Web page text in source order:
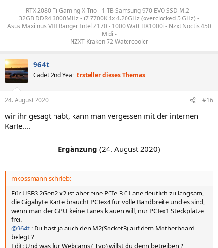
RTX 2080 Ti Gaming X Trio - 1 TB Samsung 970 EVO SSD M.2 -
32GB DDR4 3000MHz - i7 7700K 4x 4.20GHz (overclocked 5 GHz) -
Asus Maximus VIII Ranger Intel Z170 - 1000 Watt HX1000i - Nzxt Noctis 450
Midi -
NZXT Kraken 72 Watercooler​
964t
Cadet 2nd Year Ersteller dieses Themas
24. August 2020 #16
wir ihr gesagt habt, kann man vergessen mit der internen
Karte....
Ergänzung (24. August 2020)
mkossmann schrieb:
Für USB3.2Gen2 x2 ist aber eine PCIe-3.0 Lane deutlich zu langsam,
die Gigabyte Karte braucht PCIex4 für volle Bandbreite und es sind,
wenn man der GPU keine Lanes klauen will, nur PCIex1 Steckplätze
frei.
@964t : Du hast ja auch den M2(Socket3) auf dem Motherboard
belegt ?
Edit: Und was für Webcams ( Typ) willst du denn betreiben ?